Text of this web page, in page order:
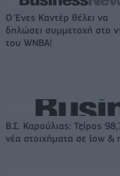
Ο Ένες Καντέρ θέλει να
δηλώσει συμμετοχή στο
του WNBA!
Β.Σ. Καρούλιας: Τζίρος
νέα στοιχήματα σε low &